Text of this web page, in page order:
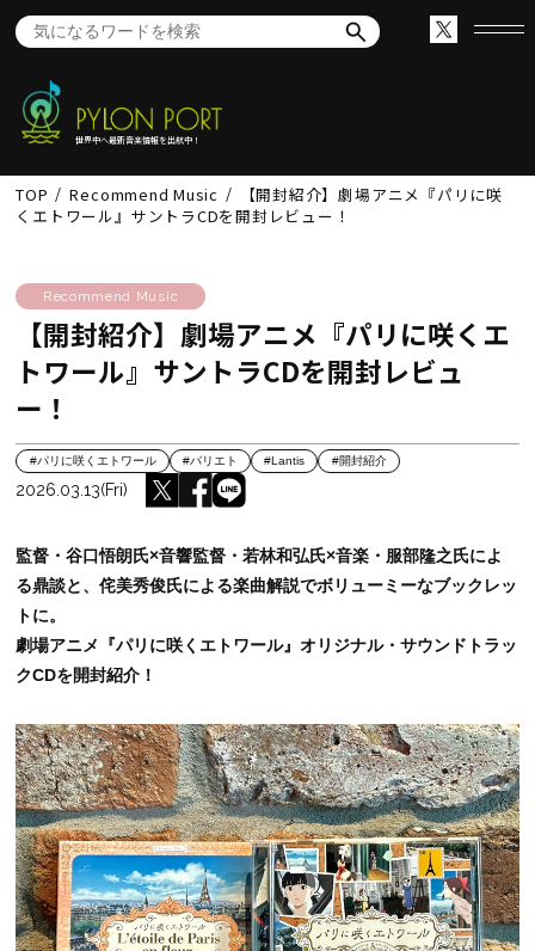
世界中へ最新音楽情報を出航中！
TOP Recommend Music
【開封紹介】劇場アニメ『パリに咲
くエトワール』サントラCDを開封レビュー！
Recommend Music
【開封紹介】劇場アニメ『パリに咲くエ
トワール』サントラCDを開封レビュ
ー！
#パリに咲くエトワール #パリエト #Lantis #開封紹介
2026.03.13(Fri)
監督・谷口悟朗氏×音響監督・若林和弘氏×音楽・服部隆之氏によ
る鼎談と、侘美秀俊氏による楽曲解説でボリューミーなブックレッ
トに。
劇場アニメ『パリに咲くエトワール』オリジナル・サウンドトラッ
クCDを開封紹介！